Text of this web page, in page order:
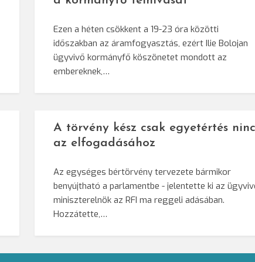
Ezen a héten csökkent a 19-23 óra közötti
időszakban az áramfogyasztás, ezért Ilie Bolojan
ügyvivő kormányfő köszönetet mondott az
embereknek,…
A törvény kész csak egyetértés
az elfogadásához
Az egységes bértörvény tervezete bármikor
benyújtható a parlamentbe - jelentette ki az
miniszterelnök az RFI ma reggeli adásában.
Hozzátette,…